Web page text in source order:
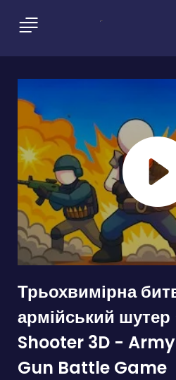
Трьохвимірна
армійський
Shooter 3D -
Gun Battle Game